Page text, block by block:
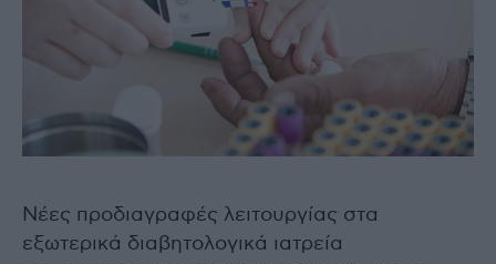
Νέες προδιαγραφές λειτουργίας στα
εξωτερικά διαβητολογικά ιατρεία